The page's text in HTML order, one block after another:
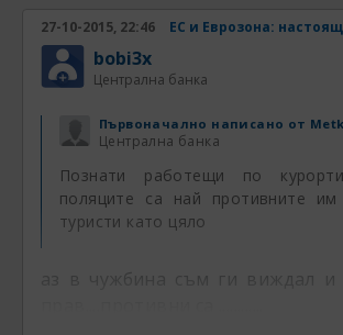
27-10-2015, 22:46
bobi3x
Централна банка
Първоначално написано от
Централна банка
Познати работещи по
поляците са най противните
туристи като цяло
аз в чужбина съм ги виждал и